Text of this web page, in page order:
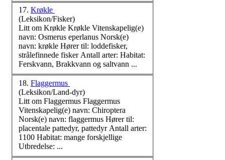
17. Krøkle
(Leksikon/Fisker)
Litt om Krøkle Krøkle Vitenskapelig(e)
navn: Osmerus eperlanus Norsk(e)
navn: krøkle Hører til: loddefisker,
strålefinnede fisker Antall arter: Habitat:
Ferskvann, Brakkvann og saltvann ...
18. Flaggermus
(Leksikon/Land-dyr)
Litt om Flaggermus Flaggermus
Vitenskapelig(e) navn: Chiroptera
Norsk(e) navn: flaggermus Hører til:
placentale pattedyr, pattedyr Antall arter:
1100 Habitat: mange forskjellige
Utbredelse: ...